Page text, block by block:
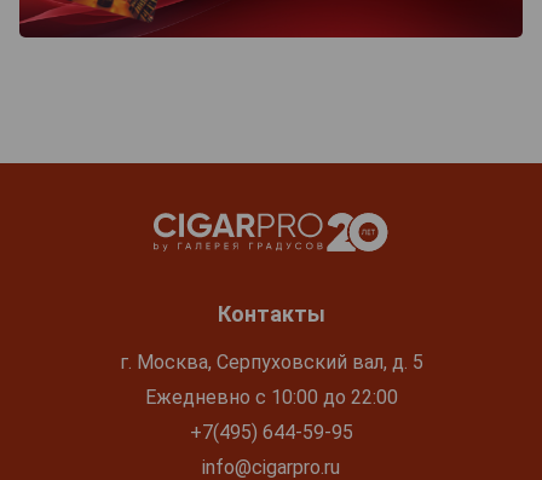
Контакты
г. Москва, Серпуховский вал, д. 5
Ежедневно с 10:00 до 22:00
+7(495) 644-59-95
info@cigarpro.ru